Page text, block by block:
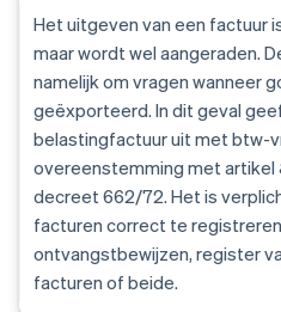
Het uitgeven van een factuur
maar wordt wel aangeraden.
namelijk om vragen wanneer
geëxporteerd. In dit geval
belastingfactuur uit met btw-
overeenstemming met artikel
decreet 662/72. Het is
facturen correct te
ontvangstbewijzen, register
facturen of beide.